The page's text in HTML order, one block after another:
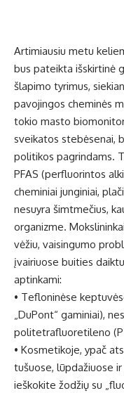
Artimiausiu metu
bus pateikta išskirtinė
šlapimo tyrimus,
pavojingos cheminės
tokio masto
sveikatos stebėsenai,
politikos pagrindams.
PFAS (perfluorintos
cheminiai junginiai,
nesuyra šimtmečius,
organizme.
vėžiu, vaisingumo
įvairiuose buities
aptinkami:
• Tefloninėse
„DuPont“ gaminiai),
politetrafluoretileno
• Kosmetikoje, ypač
tušuose, lūpdažiuose
ieškokite žodžių su